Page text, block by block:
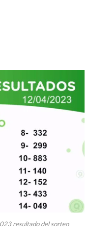
resultado del sorteo